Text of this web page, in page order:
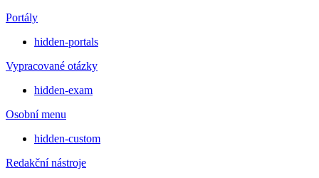
Portály
hidden-portals
Vypracované otázky
hidden-exam
Osobní menu
hidden-custom
Redakční nástroje